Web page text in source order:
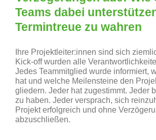
Verwaltung
Digitale Transformation
Weiterbildungen
Teams dabei
Termintreue zu wahren
Ihre Projektleiter:innen sind sich
Kick-off wurden alle
Jedes Teammitglied wurde informiert,
hat und welche Meilensteine den
gliedern. Jeder hat zugestimmt. Jeder
zu haben. Jeder versprach, sich
Projekt erfolgreich und ohne
abzuschließen.